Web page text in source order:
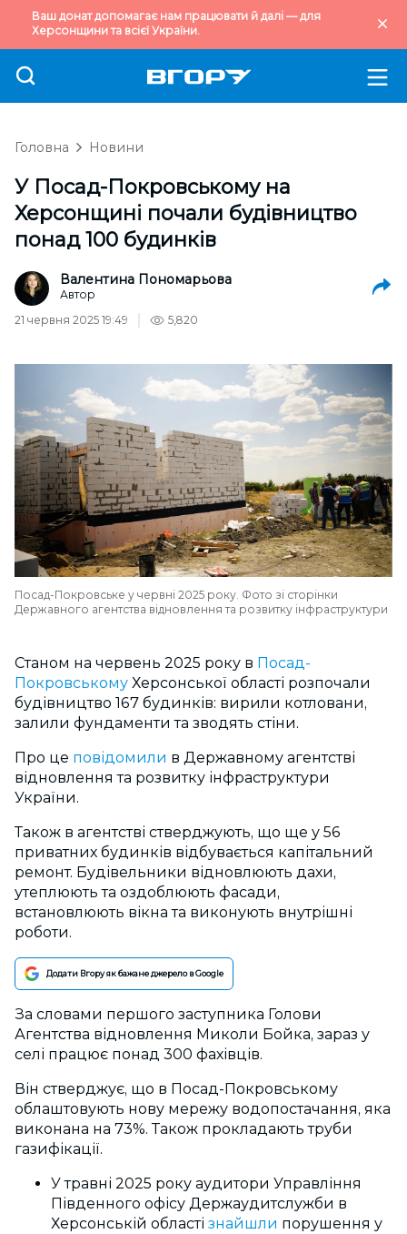
Ваш донат допомагає нам працювати й далі — для
Херсонщини та всієї України.
Головна Новини
У Посад-Покровському на
Херсонщині почали будівництво
понад 100 будинків
Валентина Пономарьова
Автор
21 червня 2025 19:49
5,820
Посад-Покровське у червні 2025 року. Фото зі сторінки
Державного агентства відновлення та розвитку інфраструктури
Станом на червень 2025 року в Посад-
Покровському Херсонської області розпочали
будівництво 167 будинків: вирили котловани,
залили фундаменти та зводять стіни.
Про це повідомили в Державному агентстві
відновлення та розвитку інфраструктури
України.
Також в агентстві стверджують, що ще у 56
приватних будинків відбувається капітальний
ремонт. Будівельники відновлюють дахи,
утеплюють та оздоблюють фасади,
встановлюють вікна та виконують внутрішні
роботи.
Додати Вгору як бажане джерело в Google
За словами першого заступника Голови
Агентства відновлення Миколи Бойка, зараз у
селі працює понад 300 фахівців.
Він стверджує, що в Посад-Покровському
облаштовують нову мережу водопостачання, яка
виконана на 73%. Також прокладають труби
газифікації.
У травні 2025 року аудитори Управління
Південного офісу Держаудитслужби в
Херсонській області знайшли порушення у